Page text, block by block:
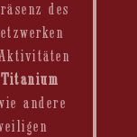
des
Titanium
andere